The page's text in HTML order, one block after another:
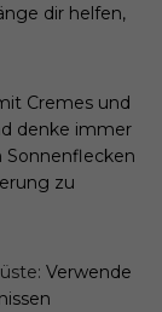
dir helfen,
Cremes und
denke immer
Sonnenflecken
zu
Verwende